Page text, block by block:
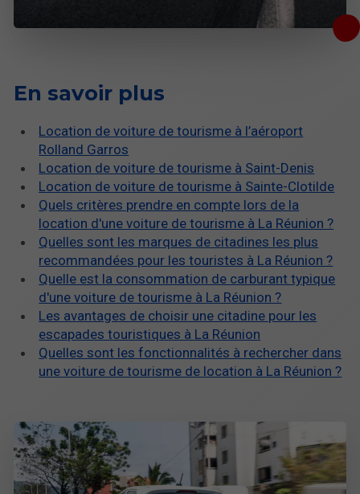
En savoir plus
Location de voiture de tourisme à l’aéroport
Rolland Garros
Location de voiture de tourisme à Saint-Denis
Location de voiture de tourisme à Sainte-Clotilde
Quels critères prendre en compte lors de la
location d'une voiture de tourisme à La Réunion ?
Quelles sont les marques de citadines les plus
recommandées pour les touristes à La Réunion ?
Quelle est la consommation de carburant typique
d'une voiture de tourisme à La Réunion ?
Les avantages de choisir une citadine pour les
escapades touristiques à La Réunion
Quelles sont les fonctionnalités à rechercher dans
une voiture de tourisme de location à La Réunion ?